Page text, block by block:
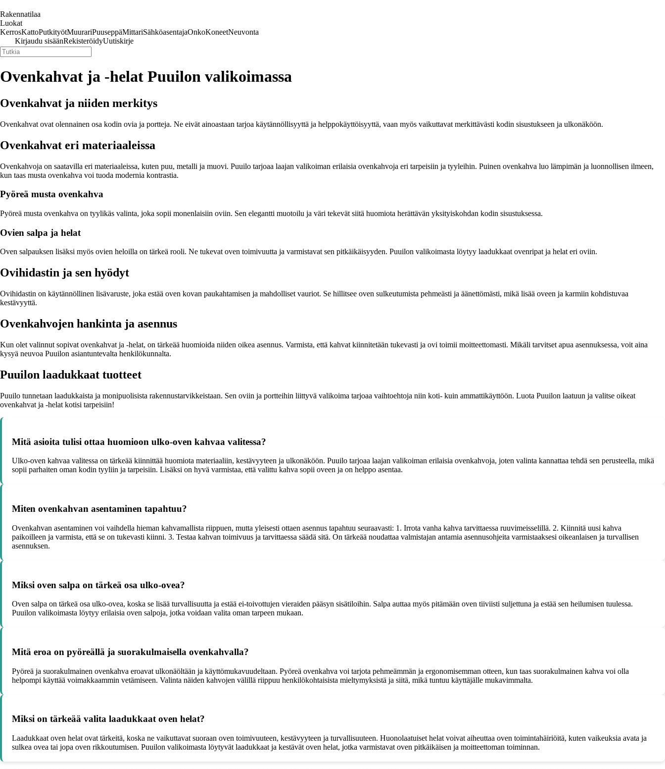
Rakennatilaa
Luokat
KerrosKattoPutkityötMuurariPuuseppäMittariSähköasentajaOnkoKoneetNeuvonta
Kirjaudu sisäänRekisteröidyUutiskirje
Ovenkahvat ja -helat Puuilon valikoimassa
Ovenkahvat ja niiden merkitys
Ovenkahvat ovat olennainen osa kodin ovia ja portteja. Ne eivät ainoastaan tarjoa käytännöllisyyttä ja helppokäyttöisyyttä, vaan myös vaikuttavat merkittävästi kodin sisustukseen ja ulkonäköön.
Ovenkahvat eri materiaaleissa
Ovenkahvoja on saatavilla eri materiaaleissa, kuten puu, metalli ja muovi. Puuilo tarjoaa laajan valikoiman erilaisia ovenkahvoja eri tarpeisiin ja tyyleihin. Puinen ovenkahva luo lämpimän ja luonnollisen ilmeen,
kun taas musta ovenkahva voi tuoda modernia kontrastia.
Pyöreä musta ovenkahva
Pyöreä musta ovenkahva on tyylikäs valinta, joka sopii monenlaisiin oviin. Sen elegantti muotoilu ja väri tekevät siitä huomiota herättävän yksityiskohdan kodin sisustuksessa.
Ovien salpa ja helat
Oven salpauksen lisäksi myös ovien heloilla on tärkeä rooli. Ne tukevat oven toimivuutta ja varmistavat sen pitkäikäisyyden. Puuilon valikoimasta löytyy laadukkaat ovenripat ja helat eri oviin.
Ovihidastin ja sen hyödyt
Ovihidastin on käytännöllinen lisävaruste, joka estää oven kovan paukahtamisen ja mahdolliset vauriot. Se hillitsee oven sulkeutumista pehmeästi ja äänettömästi, mikä lisää oveen ja karmiin kohdistuvaa
kestävyyttä.
Ovenkahvojen hankinta ja asennus
Kun olet valinnut sopivat ovenkahvat ja -helat, on tärkeää huomioida niiden oikea asennus. Varmista, että kahvat kiinnitetään tukevasti ja ovi toimii moitteettomasti. Mikäli tarvitset apua asennuksessa, voit aina
kysyä neuvoa Puuilon asiantuntevalta henkilökunnalta.
Puuilon laadukkaat tuotteet
Puuilo tunnetaan laadukkaista ja monipuolisista rakennustarvikkeistaan. Sen oviin ja portteihin liittyvä valikoima tarjoaa vaihtoehtoja niin koti- kuin ammattikäyttöön. Luota Puuilon laatuun ja valitse oikeat
ovenkahvat ja -helat kotisi tarpeisiin!
Mitä asioita tulisi ottaa huomioon ulko-oven kahvaa valitessa?
Ulko-oven kahvaa valitessa on tärkeää kiinnittää huomiota materiaaliin, kestävyyteen ja ulkonäköön. Puuilo tarjoaa laajan valikoiman erilaisia ovenkahvoja, joten valinta kannattaa tehdä sen perusteella, mikä
sopii parhaiten oman kodin tyyliin ja tarpeisiin. Lisäksi on hyvä varmistaa, että valittu kahva sopii oveen ja on helppo asentaa.
Miten ovenkahvan asentaminen tapahtuu?
Ovenkahvan asentaminen voi vaihdella hieman kahvamallista riippuen, mutta yleisesti ottaen asennus tapahtuu seuraavasti: 1. Irrota vanha kahva tarvittaessa ruuvimeisselillä. 2. Kiinnitä uusi kahva
paikoilleen ja varmista, että se on tukevasti kiinni. 3. Testaa kahvan toimivuus ja tarvittaessa säädä sitä. On tärkeää noudattaa valmistajan antamia asennusohjeita varmistaaksesi oikeanlaisen ja turvallisen
asennuksen.
Miksi oven salpa on tärkeä osa ulko-ovea?
Oven salpa on tärkeä osa ulko-ovea, koska se lisää turvallisuutta ja estää ei-toivottujen vieraiden pääsyn sisätiloihin. Salpa auttaa myös pitämään oven tiiviisti suljettuna ja estää sen heilumisen tuulessa.
Puuilon valikoimasta löytyy erilaisia oven salpoja, jotka voidaan valita oman tarpeen mukaan.
Mitä eroa on pyöreällä ja suorakulmaisella ovenkahvalla?
Pyöreä ja suorakulmainen ovenkahva eroavat ulkonäöltään ja käyttömukavuudeltaan. Pyöreä ovenkahva voi tarjota pehmeämmän ja ergonomisemman otteen, kun taas suorakulmainen kahva voi olla
helpompi käyttää voimakkaammin vetämiseen. Valinta näiden kahvojen välillä riippuu henkilökohtaisista mieltymyksistä ja siitä, mikä tuntuu käyttäjälle mukavimmalta.
Miksi on tärkeää valita laadukkaat oven helat?
Laadukkaat oven helat ovat tärkeitä, koska ne vaikuttavat suoraan oven toimivuuteen, kestävyyteen ja turvallisuuteen. Huonolaatuiset helat voivat aiheuttaa oven toimintahäiriöitä, kuten vaikeuksia avata ja
sulkea ovea tai jopa oven rikkoutumisen. Puuilon valikoimasta löytyvät laadukkaat ja kestävät oven helat, jotka varmistavat oven pitkäikäisen ja moitteettoman toiminnan.